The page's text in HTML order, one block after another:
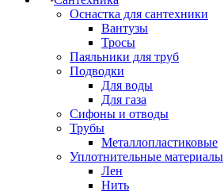
Оснастка для сантехники
Вантузы
Тросы
Паяльники для труб
Подводки
Для воды
Для газа
Сифоны и отводы
Трубы
Металлопластиковые
Уплотнительные материалы
Лен
Нить